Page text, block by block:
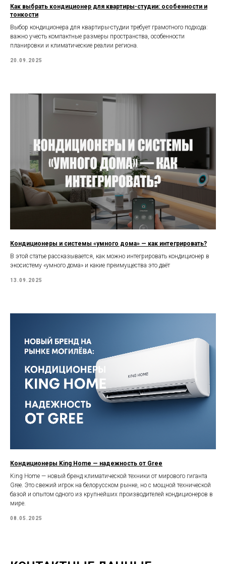
Как выбрать кондиционер для квартиры-студии: особенности и
тонкости
Выбор кондиционера для квартиры-студии требует грамотного подхода:
важно учесть компактные размеры пространства, особенности
планировки и климатические реалии региона.
20.09.2025
Кондиционеры и системы «умного дома» — как интегрировать?
В этой статье рассказывается, как можно интегрировать кондиционер в
экосистему «умного дома» и какие преимущества это даёт
13.09.2025
Кондиционеры King Home — надежность от Gree
King Home — новый бренд климатической техники от мирового гиганта
Gree. Это свежий игрок на белорусском рынке, но с мощной технической
базой и опытом одного из крупнейших производителей кондиционеров в
мире.
08.05.2025